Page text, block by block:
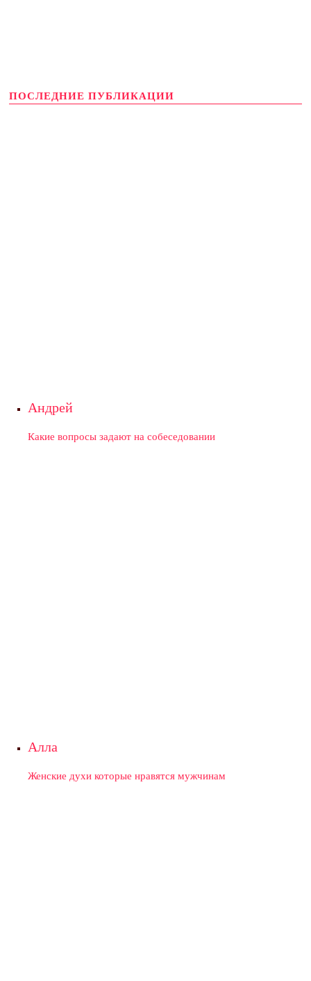
ПОСЛЕДНИЕ ПУБЛИКАЦИИ
Андрей
Какие вопросы задают на собеседовании
Алла
Женские духи которые нравятся мужчинам